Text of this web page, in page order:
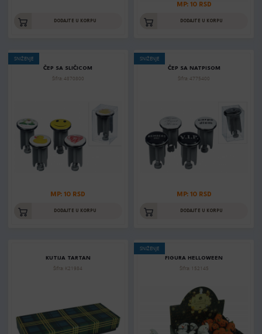
DODAJTE U KORPU
MP: 10 RSD
DODAJTE U KORPU
SNIŽENJE
ČEP SA SLIČICOM
Šifra: 4870800
MP: 10 RSD
DODAJTE U KORPU
SNIŽENJE
ČEP SA NATPISOM
Šifra: 4775400
MP: 10 RSD
DODAJTE U KORPU
KUTIJA TARTAN
Šifra: K21984
SNIŽENJE
FIGURA HELLOWEEN
Šifra: 152145